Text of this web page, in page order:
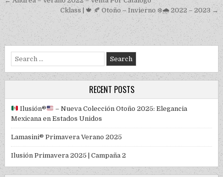
Cklass | 🍁 🍂 Otoño – Invierno ❄️🌧️ 2022 – 2023 →
Search for:
RECENT POSTS
Ilusión®️
– Nueva Colección Otoño 2025: Elegancia
Mexicana en Estados Unidos
Lamasini® Primavera Verano 2025
Ilusión Primavera 2025 | Campaña 2